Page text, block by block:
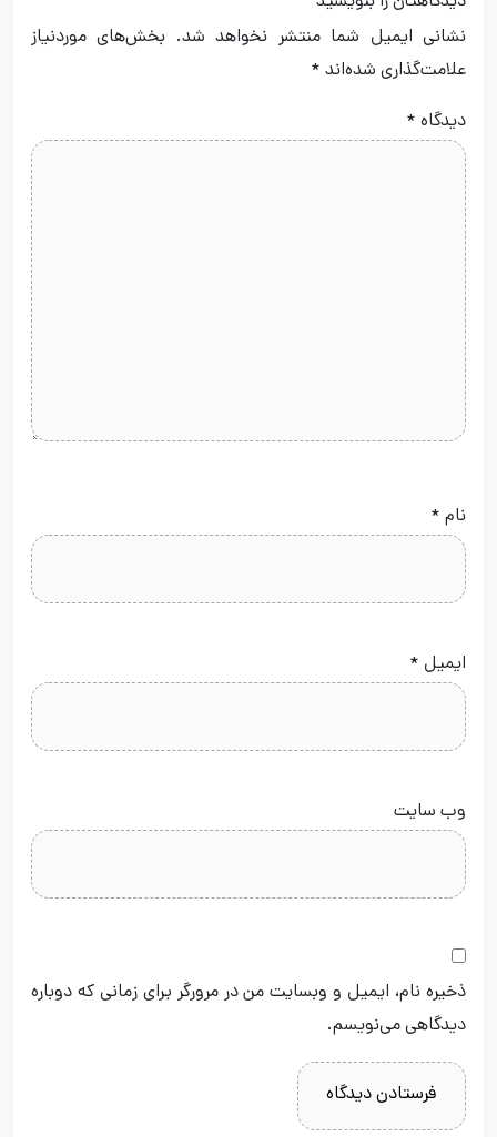
نشانی ایمیل شما منتشر نخواهد شد. بخش‌های موردنیاز
علامت‌گذاری شده‌اند *
دیدگاه *
نام *
ایمیل *
وب‌ سایت
ذخیره نام، ایمیل و وبسایت من در مرورگر برای زمانی که دوباره
دیدگاهی می‌نویسم.